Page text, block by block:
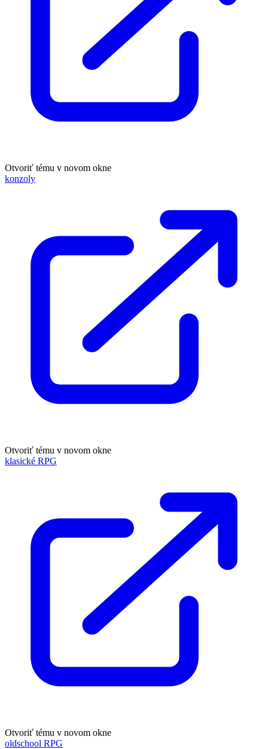
Otvoriť tému v novom okne
konzoly
Otvoriť tému v novom okne
klasické RPG
Otvoriť tému v novom okne
oldschool RPG